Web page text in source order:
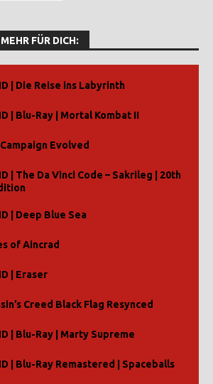
FÜR DICH:
| Die Reise ins Labyrinth
| Blu-Ray | Mortal Kombat II
Evolved
| The Da Vinci Code – Sakrileg | 20th
| Deep Blue Sea
of Aincrad
| Eraser
Creed Black Flag Resynced
| Blu-Ray | Marty Supreme
| Blu-Ray Remastered | Spaceballs